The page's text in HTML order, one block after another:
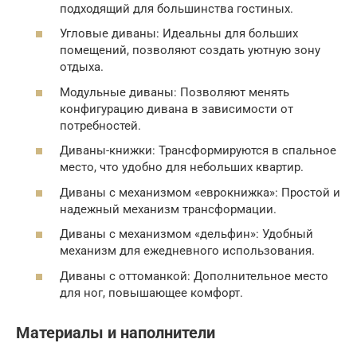
подходящий для большинства гостиных.
Угловые диваны: Идеальны для больших
помещений, позволяют создать уютную зону
отдыха.
Модульные диваны: Позволяют менять
конфигурацию дивана в зависимости от
потребностей.
Диваны-книжки: Трансформируются в спальное
место, что удобно для небольших квартир.
Диваны с механизмом «еврокнижка»: Простой и
надежный механизм трансформации.
Диваны с механизмом «дельфин»: Удобный
механизм для ежедневного использования.
Диваны с оттоманкой: Дополнительное место
для ног, повышающее комфорт.
Материалы и наполнители